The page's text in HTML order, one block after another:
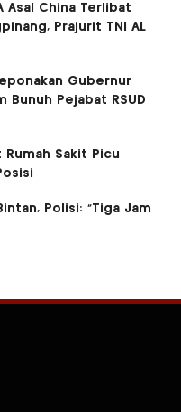
Asal China Terlibat
Prajurit TNI AL
Gubernur
Bunuh Pejabat RSUD
Rumah Sakit Picu
Polisi: “Tiga Jam